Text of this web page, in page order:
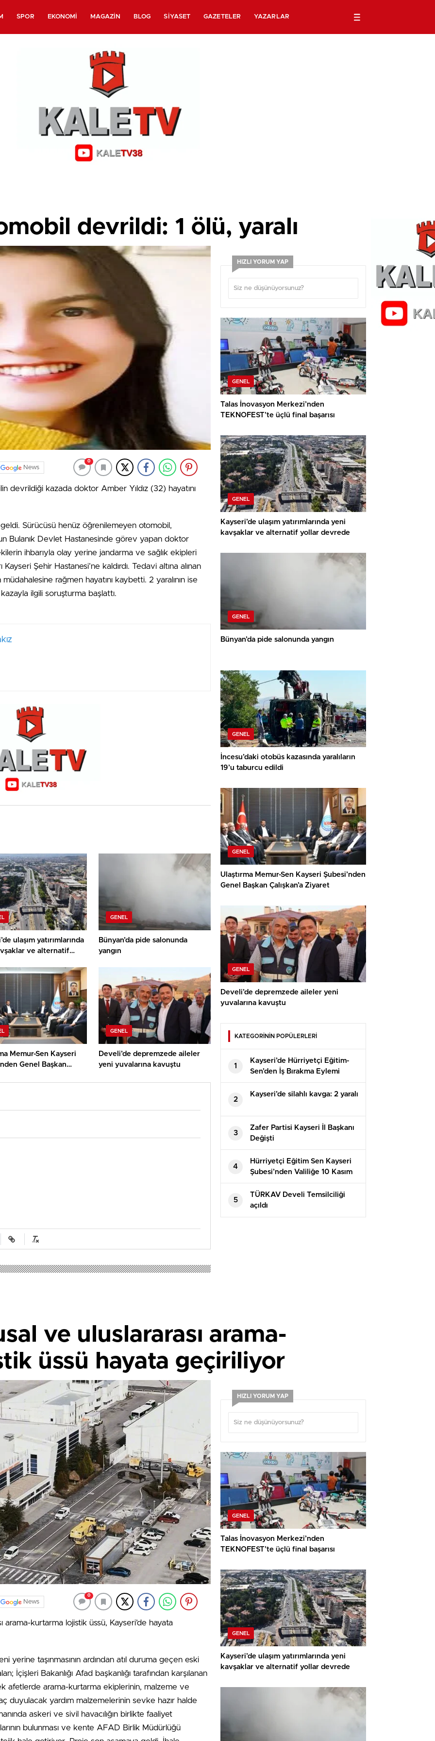
SPOR EKONOMI MAGAZIN BLOG SIYASET GAZETELER YAZARLAR
devrildi: 1 ölü, yaralı
News
0
devrildiği kazada doktor Amber Yıldız (32) hayatını
Sürücüsü henüz öğrenilemeyen otomobil,
Bulanık Devlet Hastanesinde görev yapan doktor
ihbarıyla olay yerine jandarma ve sağlık ekipleri
Şehir Hastanesi’ne kaldırdı. Tedavi altına alınan
rağmen hayatını kaybetti. 2 yaralının ise
ilgili soruşturma başlattı.
ulaşım yatırımlarında
ve alternatif
GENEL
Bünyan’da pide salonunda
yangın
Memur-Sen Kayseri
Genel Başkan
GENEL
Develi’de depremzede aileler
yeni yuvalarına kavuştu
HIZLI YORUM YAP
GENEL
Talas İnovasyon Merkezi’nden
TEKNOFEST’te üçlü final başarısı
GENEL
Kayseri’de ulaşım yatırımlarında yeni
kavşaklar ve alternatif yollar devrede
GENEL
Bünyan’da pide salonunda yangın
GENEL
İncesu’daki otobüs kazasında yaralıların
19’u taburcu edildi
GENEL
Ulaştırma Memur-Sen Kayseri Şubesi’nden
Genel Başkan Çalışkan’a Ziyaret
GENEL
Develi’de depremzede aileler yeni
yuvalarına kavuştu
KATEGORİNİN POPÜLERLERİ
1
Kayseri’de Hürriyetçi Eğitim-
Sen’den İş Bırakma Eylemi
2
Kayseri’de silahlı kavga: 2 yaralı
3
Zafer Partisi Kayseri İl Başkanı
Değişti
4
Hürriyetçi Eğitim Sen Kayseri
Şubesi’nden Valiliğe 10 Kasım
Talebi Atatürk ve Silah
Arkadaşları İçin Mevlid
Okutulsun
5
TÜRKAV Develi Temsilciliği
açıldı
ve uluslararası arama-
üssü hayata geçiriliyor
News
0
arama-kurtarma lojistik üssü, Kayseri’de hayata
yerine taşınmasının ardından atıl duruma geçen eski
İçişleri Bakanlığı Afad başkanlığı tarafından karşılanan
afetlerde arama-kurtarma ekiplerinin, malzeme ve
duyulacak yardım malzemelerinin sevke hazır halde
askeri ve sivil havacılığın birlikte faaliyet
bulunması ve kente AFAD Birlik Müdürlüğü
HIZLI YORUM YAP
GENEL
Talas İnovasyon Merkezi’nden
TEKNOFEST’te üçlü final başarısı
GENEL
Kayseri’de ulaşım yatırımlarında yeni
kavşaklar ve alternatif yollar devrede